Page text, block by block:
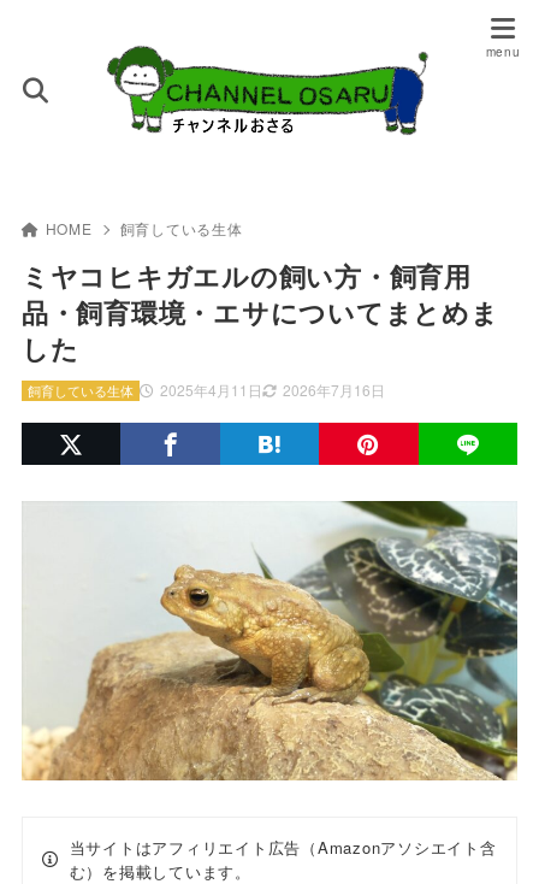
HOME 飼育している生体
ミヤコヒキガエルの飼い方・飼育用
品・飼育環境・エサについてまとめま
した
2025年4月11日 2026年7月16日
飼育している生体
当サイトはアフィリエイト広告（Amazonアソシエイト含
む）を掲載しています。